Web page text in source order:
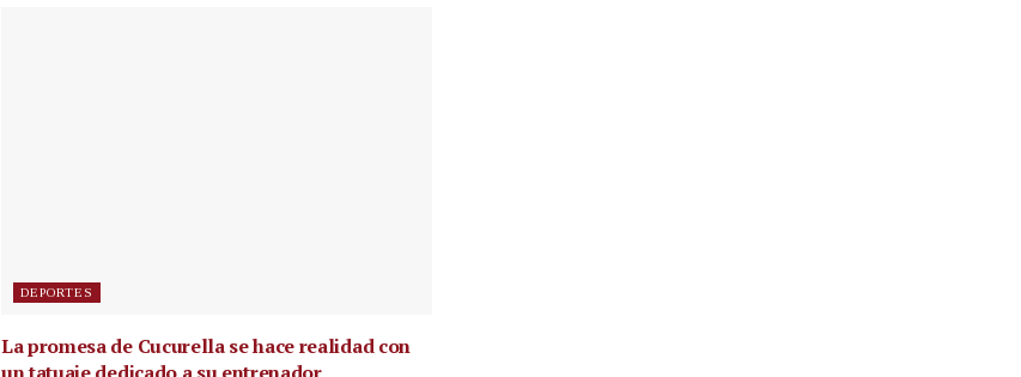
DEPORTES
La promesa de Cucurella se hace realidad con